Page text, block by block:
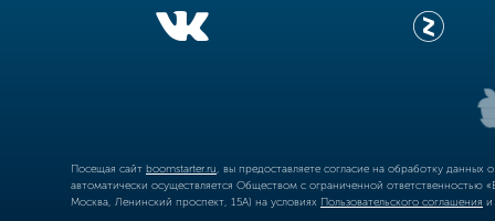
Посещая сайт boomstarter.ru , вы предоставляете согласие на обработку
автоматически осуществляется Обществом с ограниченной
Москва, Ленинский проспект, 15А) на условиях Пользовательского соглашения и